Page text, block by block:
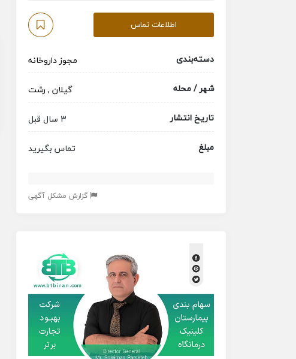
اطلاعات تماس
دسته‌بندی
مجوز داروخانه
شهر / محله
گیلان , رشت
تاریخ انتشار
3 سال قبل
مبلغ
تماس بگیرید
گزارش مشکل آگهی